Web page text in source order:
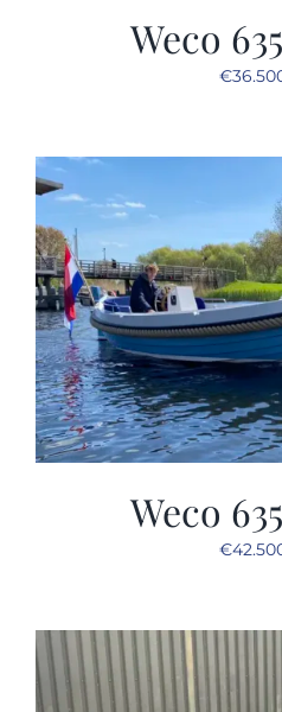
Weco
€
Weco
€